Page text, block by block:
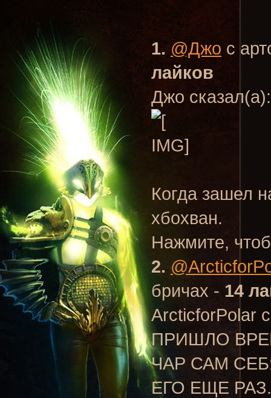
1. @Джо с
лайков
Джо
Когда зашел
хбохван.
Нажмите,
2.
бричах - 14
ArcticforPolar
ПРИШЛО
ЧАР САМ
ЕГО ЕЩЕ РАЗ.